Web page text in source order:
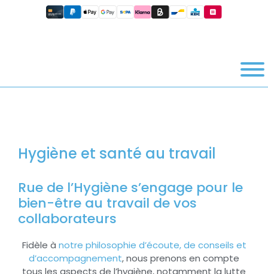
Hygiène et santé au travail
Rue de l’Hygiène s’engage pour le
bien-être au travail de vos
collaborateurs
Fidèle à notre philosophie d’écoute, de conseils et
d’accompagnement, nous prenons en compte